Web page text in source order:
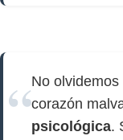
No
corazón
psicológica.